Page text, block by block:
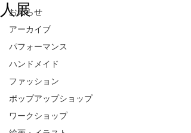
お知らせ
アーカイブ
パフォーマンス
ハンドメイド
ファッション
ポップアップショップ
ワークショップ
人展